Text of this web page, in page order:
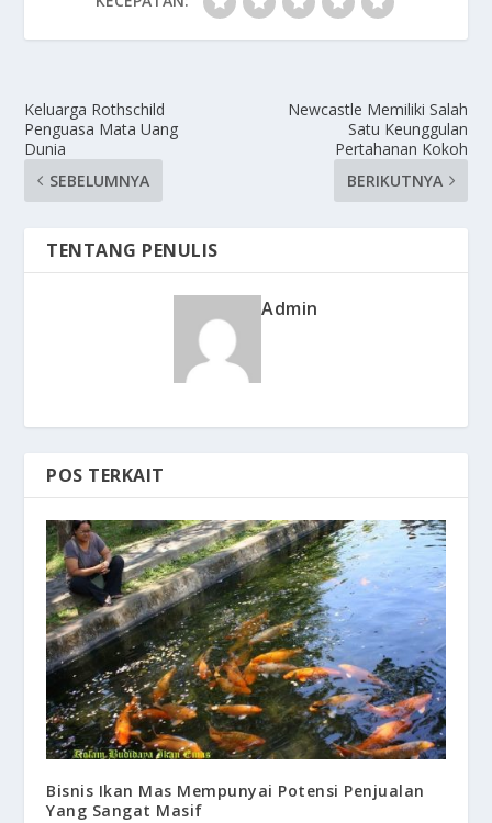
Keluarga Rothschild
Penguasa Mata Uang
Dunia
SEBELUMNYA
Newcastle Memiliki Salah
Satu Keunggulan
Pertahanan Kokoh
BERIKUTNYA
TENTANG PENULIS
Admin
POS TERKAIT
Bisnis Ikan Mas Mempunyai Potensi Penjualan
Yang Sangat Masif